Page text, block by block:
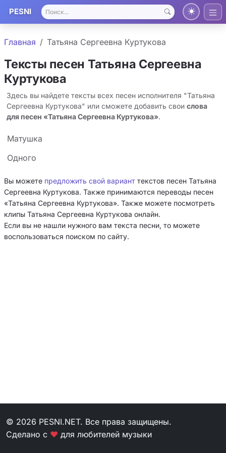
PESNI
Главная Татьяна Сергеевна Куртукова
Тексты песен Татьяна Сергеевна
Куртукова
Здесь вы найдете тексты всех песен исполнителя "Татьяна
Сергеевна Куртукова" или сможете добавить свои слова
для песен «Татьяна Сергеевна Куртукова».
Матушка
Одного
Вы можете предложить свой вариант текстов песен Татьяна
Сергеевна Куртукова. Также принимаются переводы песен
«Татьяна Сергеевна Куртукова». Также можете посмотреть
клипы Татьяна Сергеевна Куртукова онлайн.
Если вы не нашли нужного вам текста песни, то можете
воспользоваться поиском по сайту.
© 2026 PESNI.NET. Все права защищены.
Сделано с ❤ для любителей музыки